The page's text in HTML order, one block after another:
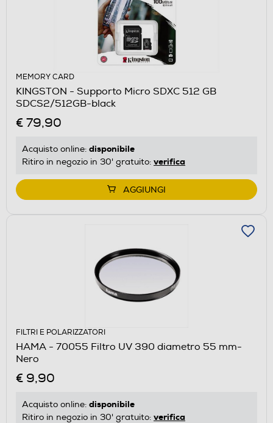
MEMORY CARD
KINGSTON - Supporto Micro SDXC 512 GB
SDCS2/512GB-black
€ 79,90
Acquisto online: disponibile
Ritiro in negozio in 30' gratuito: verifica
AGGIUNGI
FILTRI E POLARIZZATORI
HAMA - 70055 Filtro UV 390 diametro 55 mm-
Nero
€ 9,90
Acquisto online: disponibile
Ritiro in negozio in 30' gratuito: verifica